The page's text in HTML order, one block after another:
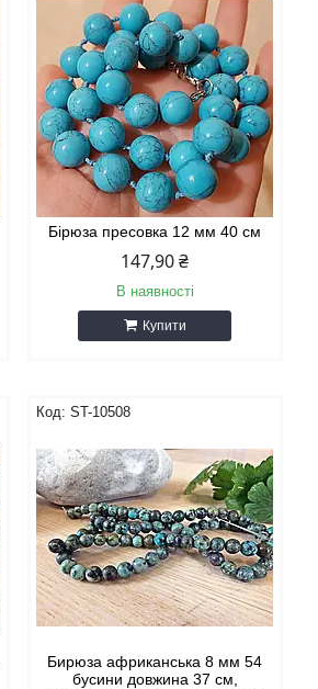
Бірюза пресовка 12 мм 40 см
147,90 ₴
В наявності
Купити
ST-10508
Бирюза африканська 8 мм 54
бусини довжина 37 см,